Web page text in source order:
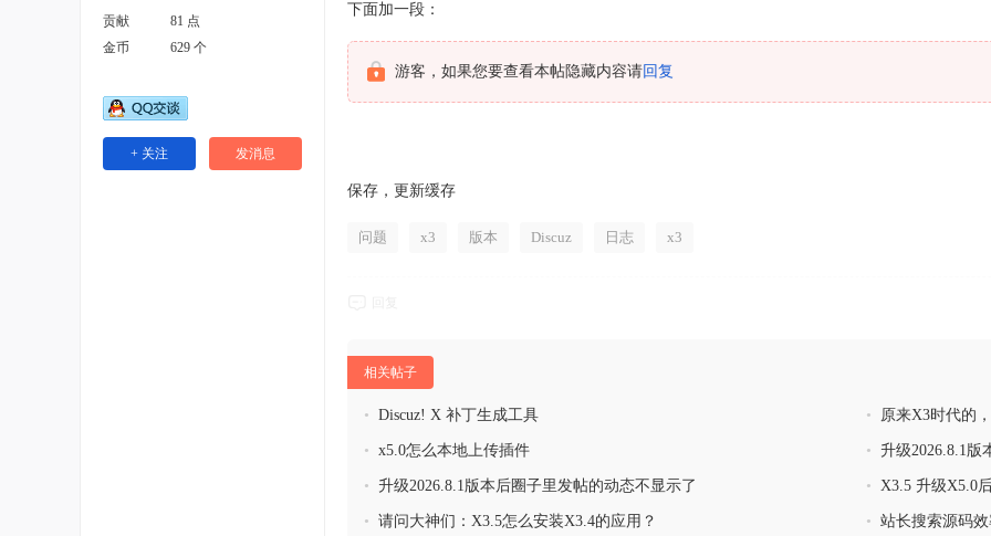
贡献
81 点
金币
629 个
+ 关注 发消息
下面加一段：
游客，如果您要查看本帖隐藏内容请回复
保存，更新缓存
问题 x3 版本 Discuz 日志 x3
相关帖子
• Discuz! X 补丁生成工具 • 原来X3时代的
• x5.0怎么本地上传插件 • 升级2026.8.1版
• 升级2026.8.1版本后圈子里发帖的动态不显示了 • X3.5 升级X5.0
• 请问大神们：X3.5怎么安装X3.4的应用？ • 站长搜索源码